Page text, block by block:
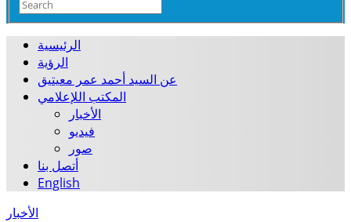
الرئيسية
الرؤية
عن السيد أحمد عمر معيتيق
المكتب اللإعلامي
الأخبار
فيديو
صور
أتصل بنا
English
الأخبار